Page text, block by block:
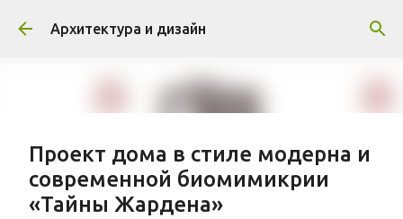
К основному контенту
Архитектура и дизайн
Проект дома в стиле модерна и
современной биомимикрии
«Тайны Жардена»